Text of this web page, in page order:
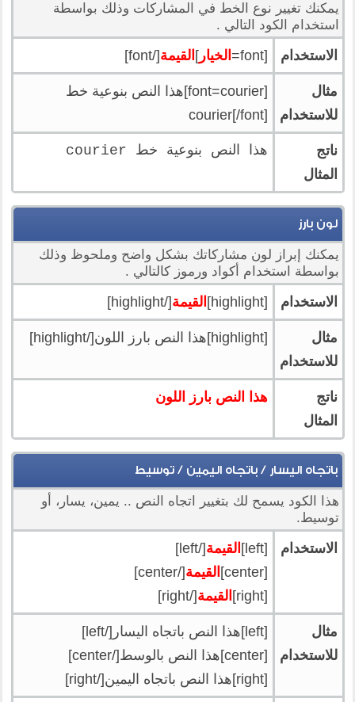
يمكنك تغيير نوع الخط في المشاركات وذلك بواسطة
استخدام الكود التالي .
الاستخدام [font= الخيار] القيمة[/font]
مثال
للاستخدام
[font=courier]هذا النص بنوعية خط
courier[/font]
ناتج
المثال
هذا النص بنوعية خط courier
لون بارز
يمكنك إبراز لون مشاركاتك بشكل واضح وملحوظ وذلك
بواسطة استخدام أكواد ورموز كالتالي .
الاستخدام [highlight] القيمة[/highlight]
مثال
للاستخدام
[highlight]هذا النص بارز اللون[/highlight]
ناتج
المثال
هذا النص بارز اللون
باتجاه اليسار / باتجاه اليمين / توسيط
هذا الكود يسمح لك بتغيير اتجاه النص .. يمين، يسار، أو
توسيط.
الاستخدام [left] القيمة[/left]
[center]
القيمة[/center]
[right]
القيمة[/right]
مثال
للاستخدام
[left]هذا النص باتجاه اليسار[/left]
[center]هذا النص بالوسط[/center]
[right]هذا النص باتجاه اليمين[/right]